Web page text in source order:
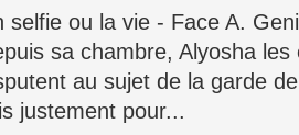
selfie ou la vie - Face A.
sa chambre, Alyosha
au sujet de la garde
justement pour...